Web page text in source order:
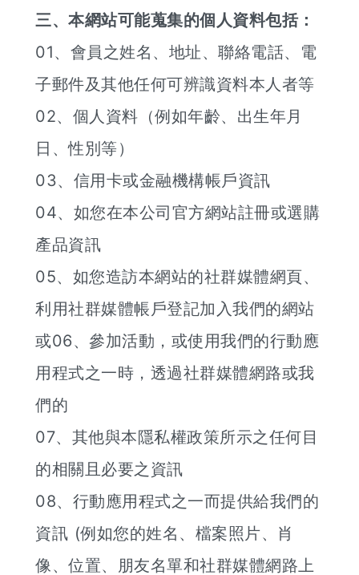
三、本網站可能蒐集的個人資料包括：
01、會員之姓名、地址、聯絡電話、電
子郵件及其他任何可辨識資料本人者等
02、個人資料（例如年齡、出生年月
日、性別等）
03、信用卡或金融機構帳戶資訊
04、如您在本公司官方網站註冊或選購
產品資訊
05、如您造訪本網站的社群媒體網頁、
利用社群媒體帳戶登記加入我們的網站
或06、參加活動，或使用我們的行動應
用程式之一時，透過社群媒體網路或我
們的
07、其他與本隱私權政策所示之任何目
的相關且必要之資訊
08、行動應用程式之一而提供給我們的
資訊 (例如您的姓名、檔案照片、肖
像、位置、朋友名單和社群媒體網路上